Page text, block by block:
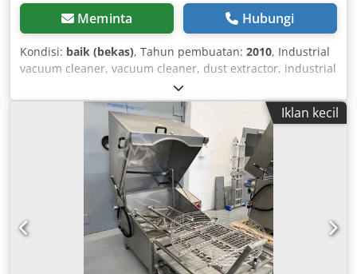
Meminta Hubungi
Kondisi: baik (bekas), Tahun pembuatan: 2010, Industrial
vacuum cleaner, vacuum cleaner, dust extractor, industrial
vacuum cleaner, floor vacuum, safety industrial vacuum
cleaner - EX protection: yes - Manufacturer: Nilfisk, ultra-
compact industrial vacuum cleaner with side channel
blower - Model: CTS22 H Z22 - Connection: 400 Volt -
Power: 2.2 kW - Quantity: 3 units available - Price: per unit
- Dimensions: 1100/770/H1270 mm - Weight: 127 kg/unit
Chodogl Duzspfx Ah Tsa
Iklan kecil